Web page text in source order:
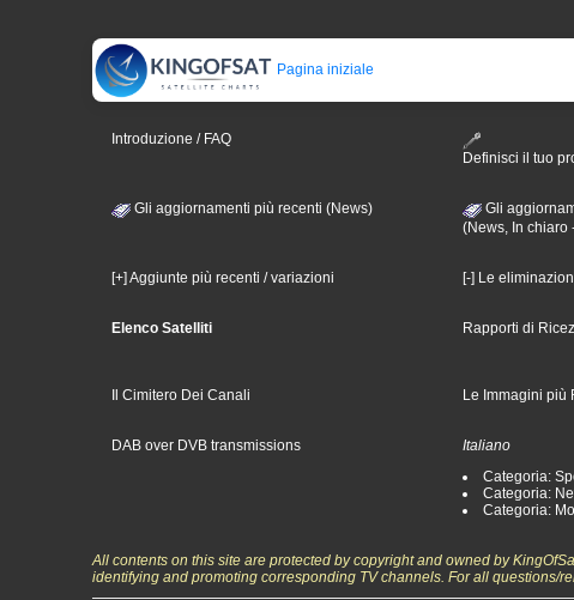
Pagina iniziale
Introduzione / FAQ
Definisci il tuo
Gli aggiornamenti più recenti (News)
Gli
(News, In chiaro
[+] Aggiunte più recenti / variazioni [-] Le
Elenco Satelliti Rapporti di
Il Cimitero Dei Canali Le Immagini più
DAB over DVB transmissions
Italiano
Categoria:
Categoria:
Categoria:
All contents on this site are protected by copyright and owned by
identifying and promoting corresponding TV channels. For all questions/